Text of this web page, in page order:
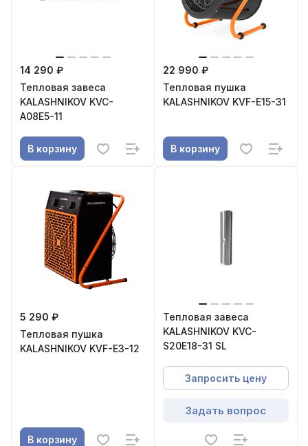
14 290 ₽
Тепловая завеса
KALASHNIKOV KVC-
A08E5-11
В корзину
22 990 ₽
Тепловая пушка
KALASHNIKOV KVF-E15-31
В корзину
5 290 ₽
Тепловая пушка
KALASHNIKOV KVF-E3-12
В корзину
Тепловая завеса
KALASHNIKOV KVC-
S20E18-31 SL
Запросить цену
Задать вопрос